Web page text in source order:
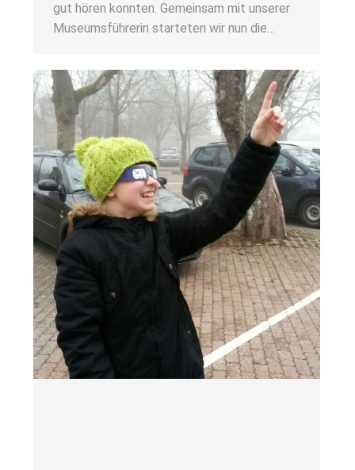
gut hören konn­ten. Gemein­sam mit unse­rer
Muse­ums­füh­re­rin star­te­ten wir nun die…